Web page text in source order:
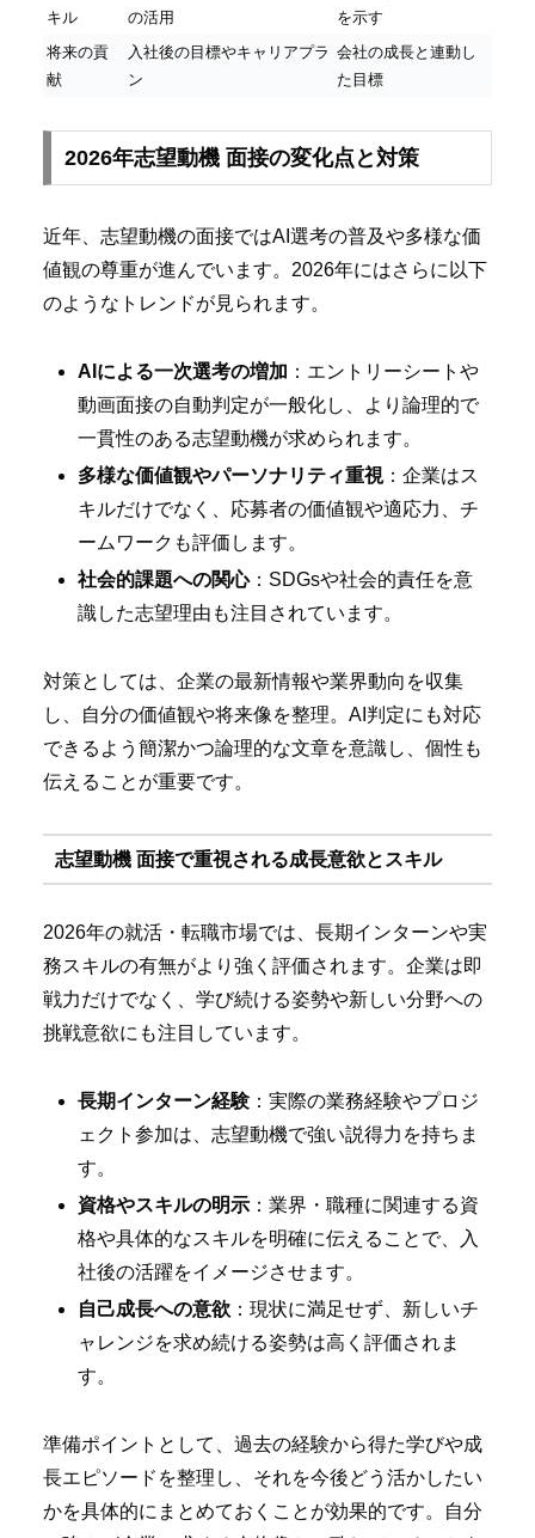
キル
の活用
を示す
将来の貢
献
入社後の目標やキャリアプラ
ン
会社の成長と連動し
た目標
2026年志望動機 面接の変化点と対策
近年、志望動機の面接ではAI選考の普及や多様な価
値観の尊重が進んでいます。2026年にはさらに以下
のようなトレンドが見られます。
AIによる一次選考の増加 ：エントリーシートや
動画面接の自動判定が一般化し、より論理的で
一貫性のある志望動機が求められます。
多様な価値観やパーソナリティ重視：企業はス
キルだけでなく、応募者の価値観や適応力、チ
ームワークも評価します。
社会的課題への関心：SDGsや社会的責任を意
識した志望理由も注目されています。
対策としては、企業の最新情報や業界動向を収集
し、自分の価値観や将来像を整理。AI判定にも対応
できるよう簡潔かつ論理的な文章を意識し、個性も
伝えることが重要です。
志望動機 面接で重視される成長意欲とスキル
2026年の就活・転職市場では、長期インターンや実
務スキルの有無がより強く評価されます。企業は即
戦力だけでなく、学び続ける姿勢や新しい分野への
挑戦意欲にも注目しています。
長期インターン経験：実際の業務経験やプロジ
ェクト参加は、志望動機で強い説得力を持ちま
す。
資格やスキルの明示 ：業界・職種に関連する資
格や具体的なスキルを明確に伝えることで、入
社後の活躍をイメージさせます。
自己成長への意欲 ：現状に満足せず、新しいチ
ャレンジを求め続ける姿勢は高く評価されま
す。
準備ポイントとして、過去の経験から得た学びや成
長エピソードを整理し、それを今後どう活かしたい
かを具体的にまとめておくことが効果的です。自分